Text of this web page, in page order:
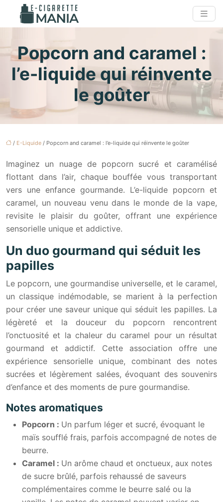
Popcorn and caramel :
l’e-liquide qui réinvente
le goûter
/ E-Liquide / Popcorn and caramel : l’e-liquide qui réinvente le goûter
Imaginez un nuage de popcorn sucré et caramélisé
flottant dans l’air, chaque bouffée vous transportant
vers une enfance gourmande. L’e-liquide popcorn et
caramel, un nouveau venu dans le monde de la vape,
revisite le plaisir du goûter, offrant une expérience
sensorielle unique et addictive.
Un duo gourmand qui séduit les
papilles
Le popcorn, une gourmandise universelle, et le caramel,
un classique indémodable, se marient à la perfection
pour créer une saveur unique qui séduit les papilles. La
légèreté et la douceur du popcorn rencontrent
l’onctuosité et la chaleur du caramel pour un résultat
gourmand et addictif. Cette association offre une
expérience sensorielle unique, combinant des notes
sucrées et légèrement salées, évoquant des souvenirs
d’enfance et des moments de pure gourmandise.
Notes aromatiques
Popcorn : Un parfum léger et sucré, évoquant le
maïs soufflé frais, parfois accompagné de notes de
beurre.
Caramel : Un arôme chaud et onctueux, aux notes
de sucre brûlé, parfois rehaussé de saveurs
complémentaires comme le beurre salé ou la